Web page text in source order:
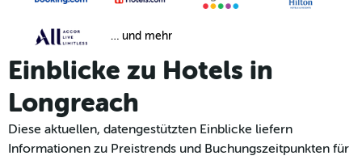
… und mehr
Einblicke zu Hotels in
Longreach
Diese aktuellen, datengestützten Einblicke liefern
Informationen zu Preistrends und Buchungszeitpunkten für